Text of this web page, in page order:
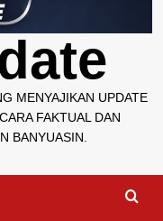
MENYAJIKAN UPDATE
FAKTUAL DAN
BANYUASIN.